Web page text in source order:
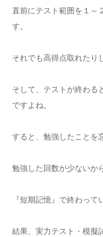
直前にテスト範囲を１～
す。
それでも高得点取れたり
そして、テストが終わる
ですよね。
すると、勉強したことを
勉強した回数が少ないか
『短期記憶』で終わって
結果、実力テスト・模擬